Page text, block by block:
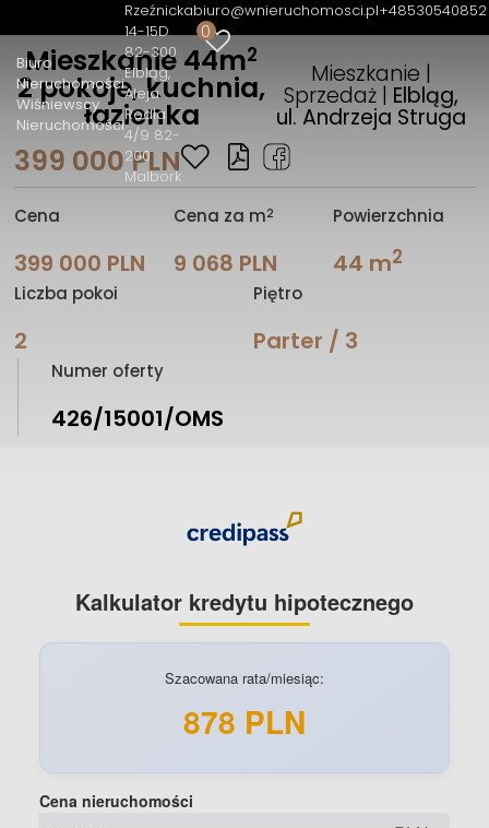
Biuro
Nieruchomości
Wiśniewscy
Nieruchomości
Rzeźnicka
14-15D
82-300
Elbląg
Aleja
Rodła
4/9 82-
200
Malbork
biuro@wnieruchomosci.pl+48530540852
0
Mieszkanie 44m2
2 pokoje, kuchnia,
łazienka
Mieszkanie |
Sprzedaż | Elbląg,
ul. Andrzeja Struga
399 000 PLN
Cena
399 000 PLN
Cena za m2
9 068 PLN
Powierzchnia
44 m2
Liczba pokoi
2
Piętro
Parter / 3
Numer oferty
426/15001/OMS